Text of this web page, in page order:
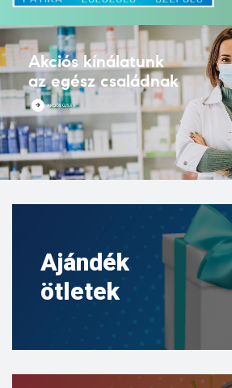
AKCIÓS ÚJSÁG
Akciós kínálatunk
az egész családnak
Ajándék
ötletek